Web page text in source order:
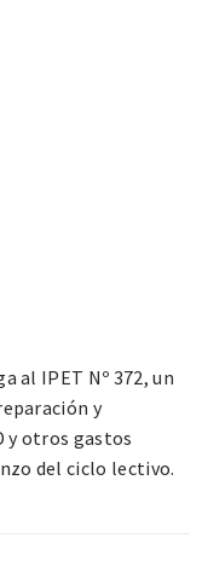
al IPET Nº 372, un
y
y otros gastos
del ciclo lectivo.